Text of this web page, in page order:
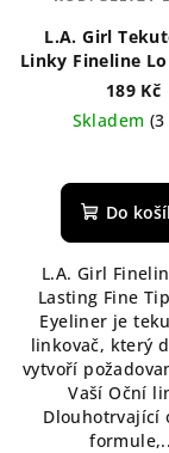
L.A. Girl
Linky Fineline
189 Kč
Skladem
Do
L.A. Girl
Lasting Fine
Eyeliner je
linkovač, který
vytvoří
Vaší Oční
Dlouhotrvající